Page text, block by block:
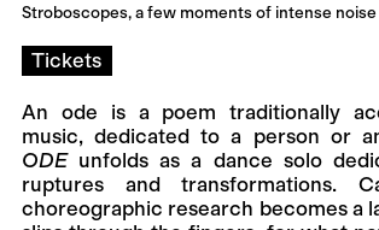
An ode is a poem traditionally
music, dedicated to a person or
ODEunfolds as a dance solo
ruptures and transformations.
choreographic research becomes a
Stroboscopes, a few moments of intense noise
Tickets